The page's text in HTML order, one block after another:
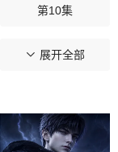
第10集
第07集
第01集
展开全部